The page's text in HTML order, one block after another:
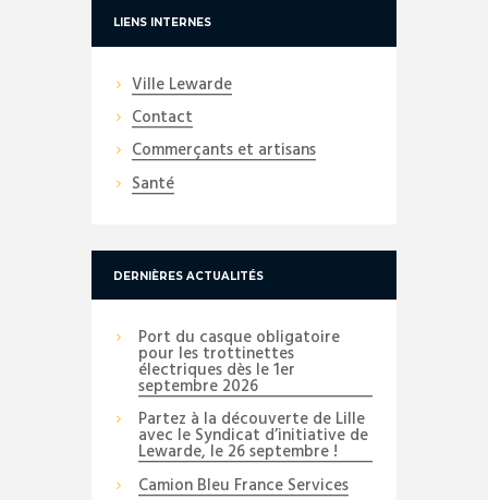
LIENS INTERNES
Ville Lewarde
Contact
Commerçants et artisans
Santé
DERNIÈRES ACTUALITÉS
Port du casque obligatoire
pour les trottinettes
électriques dès le 1er
septembre 2026
Partez à la découverte de Lille
avec le Syndicat d’initiative de
Lewarde, le 26 septembre !
Camion Bleu France Services